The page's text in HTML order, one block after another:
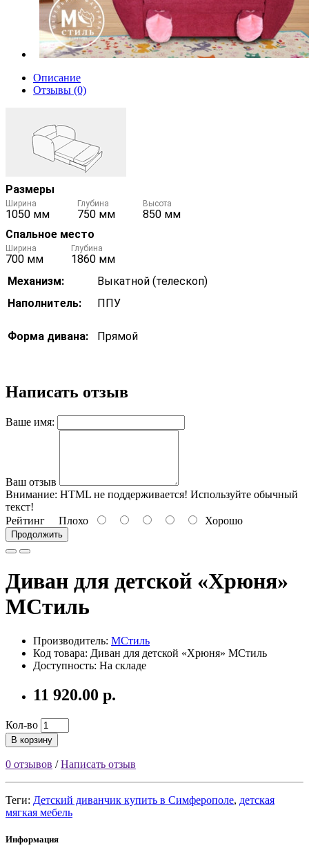
Описание
Отзывы (0)
Размеры
Ширина
1050 мм
Глубина
750 мм
Высота
850 мм
Спальное место
Ширина
700 мм
Глубина
1860 мм
Механизм:
Выкатной (телескоп)
Наполнитель:
ППУ
Форма дивана: Прямой
Написать отзыв
Ваше имя:
Ваш отзыв
Внимание: HTML не поддерживается! Используйте обычный
текст!
Рейтинг Плохо Хорошо
Продолжить
Диван для детской «Хрюня»
МСтиль
Производитель: МСтиль
Код товара: Диван для детской «Хрюня» МСтиль
Доступность: На складе
11 920.00 р.
Кол-во
В корзину
0 отзывов /Написать отзыв
Теги: Детский диванчик купить в Симферополе, детская
мягкая мебель
Информация